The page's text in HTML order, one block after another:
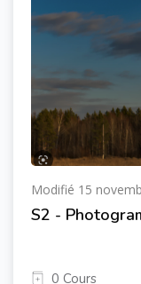
Modifié 15
S2 -
0 Cours